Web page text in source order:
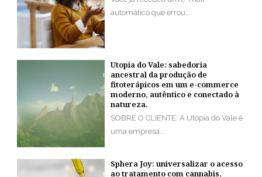
automático que errou...
Utopia do Vale: sabedoria
ancestral da produção de
fitoterápicos em um e-commerce
moderno, autêntico e conectado à
natureza.
SOBRE O CLIENTE: A Utopia do Vale é
uma empresa...
Sphera Joy: universalizar o acesso
ao tratamento com cannabis,